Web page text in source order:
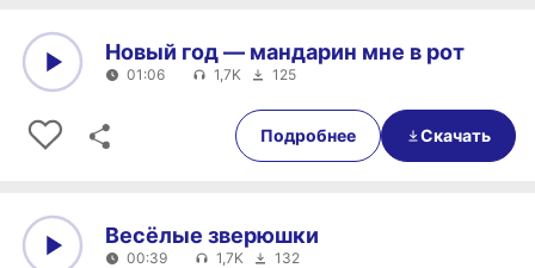
01:06
Новый год — мандарин мне в рот
01:06 1,7K 125
Подробнее Скачать
Весёлые зверюшки
00:39 1,7K 132